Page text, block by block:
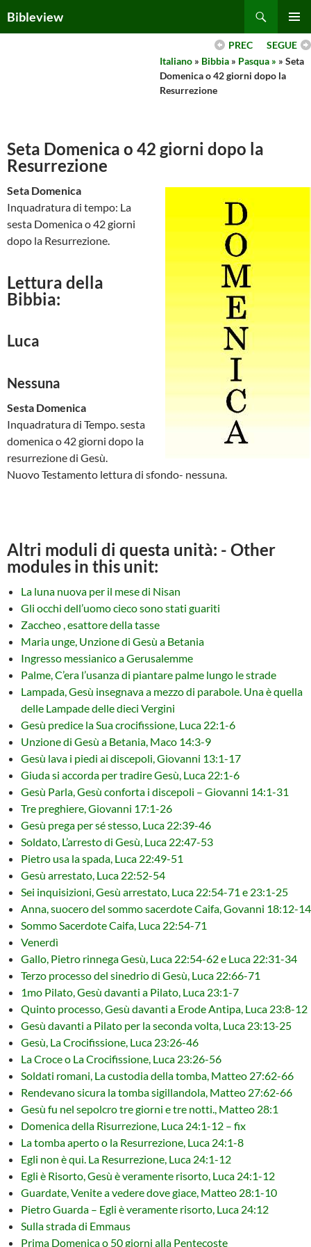
toBibleview
MENU
SEGUE
PREC
Italiano » Bibbia » Pasqua » » Seta
Domenica o 42 giorni dopo la
Resurrezione
Seta Domenica o 42 giorni dopo la
Resurrezione
Seta Domenica
Inquadratura di tempo: La
sesta Domenica o 42 giorni
dopo la Resurrezione.
Lettura della
Bibbia:
Luca
Nessuna
Sesta Domenica
Inquadratura di Tempo. sesta
domenica o 42 giorni dopo la
resurrezione di Gesù.
Nuovo Testamento lettura di sfondo- nessuna.
Altri moduli di questa unità: - Other
modules in this unit:
La luna nuova per il mese di Nisan
Gli occhi dell’uomo cieco sono stati guariti
Zaccheo , esattore della tasse
Maria unge, Unzione di Gesù a Betania
Ingresso messianico a Gerusalemme
Palme, C’era l’usanza di piantare palme lungo le strade
Lampada, Gesù insegnava a mezzo di parabole. Una è quella
delle Lampade delle dieci Vergini
Gesù predice la Sua crocifissione, Luca 22:1-6
Unzione di Gesù a Betania, Maco 14:3-9
Gesù lava i piedi ai discepoli, Giovanni 13:1-17
Giuda si accorda per tradire Gesù, Luca 22:1-6
Gesù Parla, Gesù conforta i discepoli – Giovanni 14:1-31
Tre preghiere, Giovanni 17:1-26
Gesù prega per sé stesso, Luca 22:39-46
Soldato, L’arresto di Gesù, Luca 22:47-53
Pietro usa la spada, Luca 22:49-51
Gesù arrestato, Luca 22:52-54
Sei inquisizioni, Gesù arrestato, Luca 22:54-71 e 23:1-25
Anna, suocero del sommo sacerdote Caifa, Govanni 18:12-14
Sommo Sacerdote Caifa, Luca 22:54-71
Venerdì
Gallo, Pietro rinnega Gesù, Luca 22:54-62 e Luca 22:31-34
Terzo processo del sinedrio di Gesù, Luca 22:66-71
1mo Pilato, Gesù davanti a Pilato, Luca 23:1-7
Quinto processo, Gesù davanti a Erode Antipa, Luca 23:8-12
Gesù davanti a Pilato per la seconda volta, Luca 23:13-25
Gesù, La Crocifissione, Luca 23:26-46
La Croce o La Crocifissione, Luca 23:26-56
Soldati romani, La custodia della tomba, Matteo 27:62-66
Rendevano sicura la tomba sigillandola, Matteo 27:62-66
Gesù fu nel sepolcro tre giorni e tre notti., Matteo 28:1
Domenica della Risurrezione, Luca 24:1-12 – fix
La tomba aperto o la Resurrezione, Luca 24:1-8
Egli non è qui. La Resurrezione, Luca 24:1-12
Egli è Risorto, Gesù è veramente risorto, Luca 24:1-12
Guardate, Venite a vedere dove giace, Matteo 28:1-10
Pietro Guarda – Egli è veramente risorto, Luca 24:12
Sulla strada di Emmaus
Prima Domenica o 50 giorni alla Pentecoste